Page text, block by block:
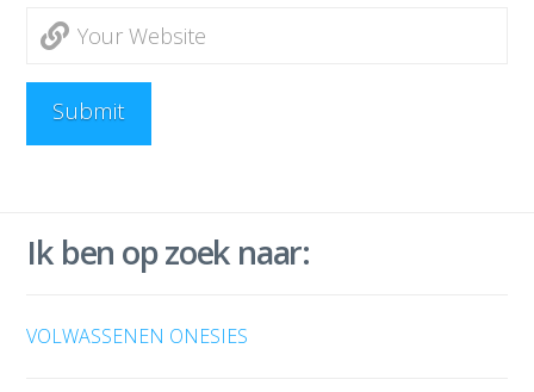
Ik ben op zoek naar:
VOLWASSENEN ONESIES